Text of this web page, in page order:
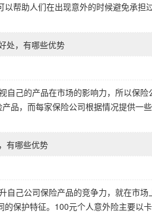
以帮助人们在出现意外的时候避免承
处，有哪些优势
自己的产品在市场的影响力，所以保
品，而每家保险公司根据情况提供一
有哪些优势
自己公司保险产品的竞争力，就在市
的保护特征。100元个人意外险主要以